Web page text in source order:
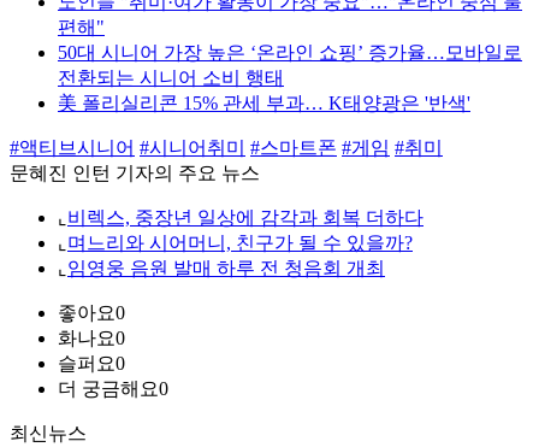
편해"
50대 시니어 가장 높은 ‘온라인 쇼핑’ 증가율…모바일로
전환되는 시니어 소비 행태
美 폴리실리콘 15% 관세 부과… K태양광은 '반색'
#액티브시니어 #시니어취미 #스마트폰 #게임 #취미
문혜진 인턴 기자의 주요 뉴스
⌞ 비렉스, 중장년 일상에 감각과 회복 더하다
⌞ 며느리와 시어머니, 친구가 될 수 있을까?
⌞ 임영웅 음원 발매 하루 전 청음회 개최
좋아요0
화나요0
슬퍼요0
더 궁금해요0
최신뉴스